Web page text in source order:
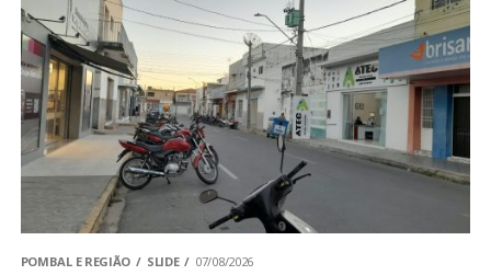
POMBAL E REGIÃO SLIDE 07/08/2026